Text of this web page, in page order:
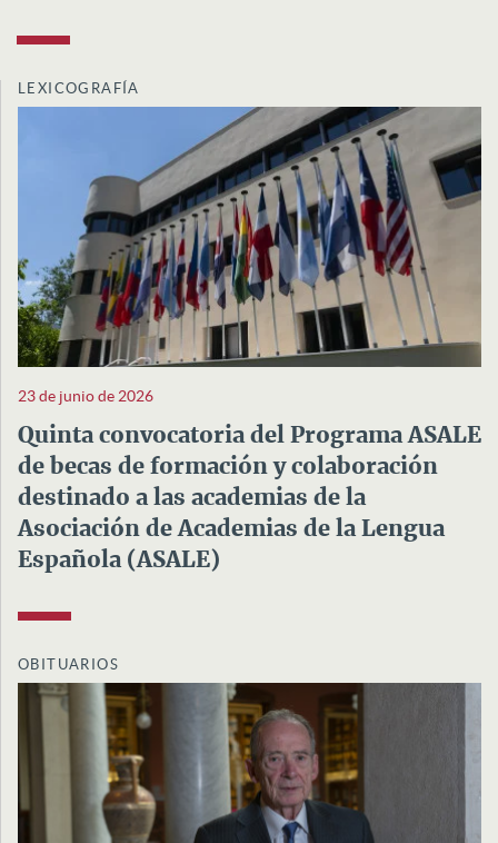
LEXICOGRAFÍA
23 de junio de 2026
Quinta convocatoria del Programa ASALE
de becas de formación y colaboración
destinado a las academias de la
Asociación de Academias de la Lengua
Española (ASALE)
OBITUARIOS